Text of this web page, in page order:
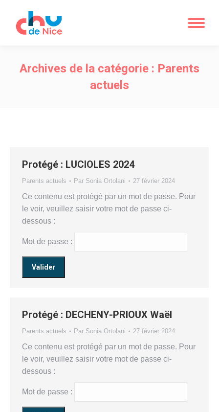
Archives de la catégorie : Parents
actuels
Protégé : LUCIOLES 2024
Parents actuels Par Sonia Ortolani 27 février 2024
Ce contenu est protégé par un mot de passe. Pour
le voir, veuillez saisir votre mot de passe ci-
dessous :
Mot de passe :
Protégé : DECHENY-PRIOUX Waël
Parents actuels Par Sonia Ortolani 27 février 2024
Ce contenu est protégé par un mot de passe. Pour
le voir, veuillez saisir votre mot de passe ci-
dessous :
Mot de passe :